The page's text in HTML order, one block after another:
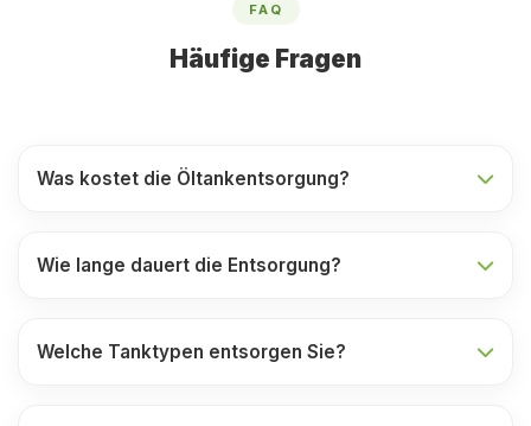
FAQ
Häufige Fragen
Was kostet die Öltankentsorgung?
Wie lange dauert die Entsorgung?
Welche Tanktypen entsorgen Sie?